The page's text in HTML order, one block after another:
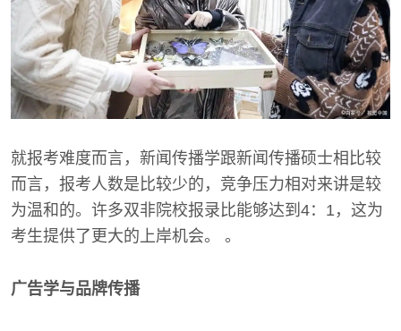
就报考难度而言，新闻传播学跟新闻传播硕士相比较
而言，报考人数是比较少的，竞争压力相对来讲是较
为温和的。许多双非院校报录比能够达到4：1，这为
考生提供了更大的上岸机会。 。
广告学与品牌传播